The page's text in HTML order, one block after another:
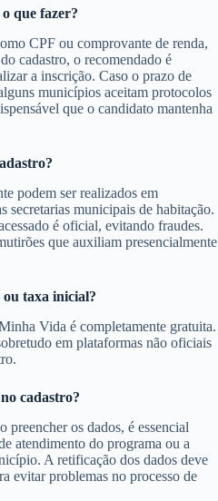
que fazer?
CPF ou comprovante de renda,
cadastro, o recomendado é
a inscrição. Caso o prazo de
municípios aceitam protocolos
que o candidato mantenha
podem ser realizados em
secretarias municipais de habitação.
é oficial, evitando fraudes.
que auxiliam presencialmente
ou taxa inicial?
Vida é completamente gratuita.
em plataformas não oficiais
cadastro?
preencher os dados, é essencial
atendimento do programa ou a
A retificação dos dados deve
evitar problemas no processo de